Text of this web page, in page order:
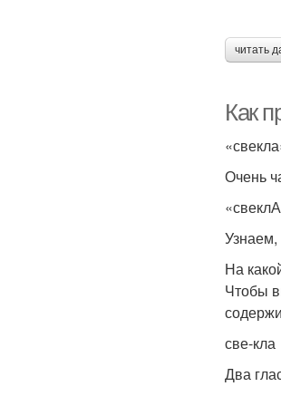
читать
Как
Очень
Узнаем,
На
Чтобы
све-кла
Два